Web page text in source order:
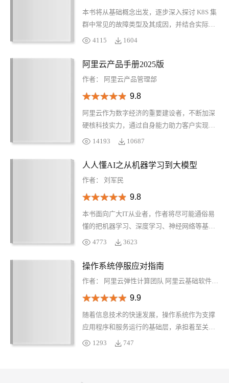
本书将从基础概念出发，逐步深入探讨 K8S 集
群中常见的故障类型及其成因，并结合实际案
例分析给出有效的排查方法和解决方案。通过
原理的理解，还能掌握一系列实用技巧来提升
K8S 异常诊断》都将是一个宝贵的资源库，帮
助您更好地管理您的 Kubernetes 环境。
4115 1604
阿里云产品手册2025版
作者： 阿里云产品管理部
9.8
阿里云作为数字经济的重要建设者，不断加深
硬核科技实力，通过自身能力助力客户实现高
质量发展，共创数字新世界。阿里云产品手册
产品体系、安全合规等内容，覆盖人工智能与
及重点产品，全方位了解阿里云产品体系。
14193 10687
人人懂AI之从机器学习到大模型
作者： 刘军民
9.8
本书面向广大IT从业者，作者将尽可能通俗易
懂的把机器学习、深度学习、神经网络等基本
原理讲解清楚，并分享大语言模型、知识库等
识茧房”问题及解法。期望本书能成为AI技术爱
感而发：“原来AI是这么回事”，且能自己动手
实践，构建自己的AI应用。
4773 3623
操作系统停服应对指南
作者： 阿里云弹性计算团队 阿里云基础软件团队
9.9
随着信息技术的快速发展，操作系统作为支撑
应用程序和服务运行的基础层，承担着至关重
要的角色。然而，操作系统和其他软件系统类
1293 747